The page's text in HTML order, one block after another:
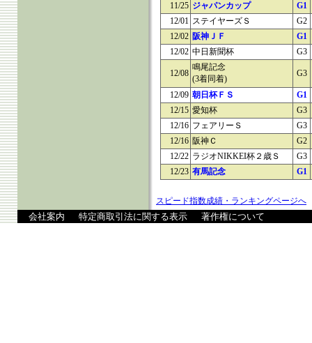
11/25 ジャパンカップ
G1
12/01 ステイヤーズＳ
G2
12/02 阪神ＪＦ
G1
12/02 中日新聞杯 G3
12/08
鳴尾記念
(3着同着)
G3
12/09 朝日杯ＦＳ
G1
12/15 愛知杯
G3
12/16 フェアリーＳ
G3
12/16 阪神Ｃ
G2
12/22 ラジオNIKKEI杯２歳Ｓ
G3
12/23 有馬記念 G1
スピード指数成績・ランキングページへ
会社案内 特定商取引法に関する表示 著作権について